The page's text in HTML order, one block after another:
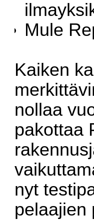
Mule
Kaiken
nollaa
pakottaa
nyt
pelaajien